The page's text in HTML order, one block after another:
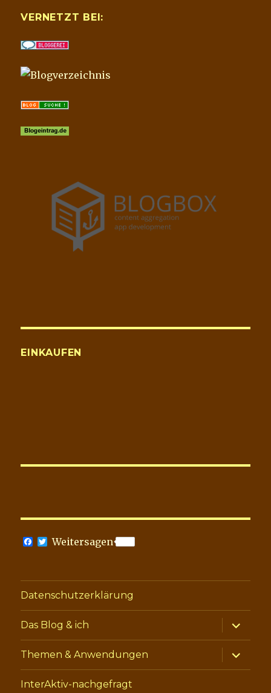
VERNETZT BEI:
EINKAUFEN
F
b
o
o
k
T
t
r
Weitersagen
Datenschutzerklärung
Das Blog & ich
Themen & Anwendungen
InterAktiv-nachgefragt